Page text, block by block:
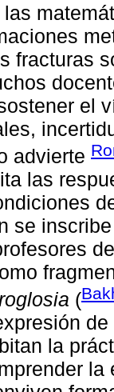
fracturas
el
advierte
las
se
(
la